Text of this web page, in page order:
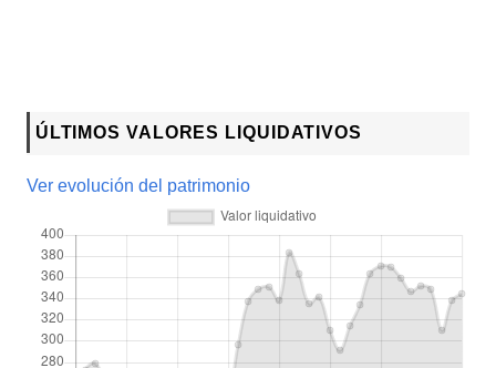
ÚLTIMOS VALORES LIQUIDATIVOS
Ver evolución del patrimonio